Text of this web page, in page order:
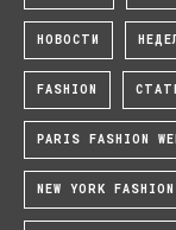
НОВОСТИ
FASHION
PARIS FASHION
NEW YORK FASHION